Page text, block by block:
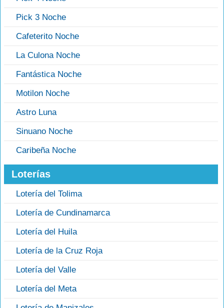
Pick 3 Noche
Cafeterito Noche
La Culona Noche
Fantástica Noche
Motilon Noche
Astro Luna
Sinuano Noche
Caribeña Noche
Loterías
Lotería del Tolima
Lotería de Cundinamarca
Lotería del Huila
Lotería de la Cruz Roja
Lotería del Valle
Lotería del Meta